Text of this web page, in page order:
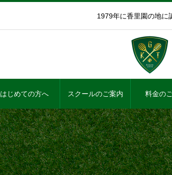
1979年に香里園の地に
はじめての方へ スクールのご案内 料金の